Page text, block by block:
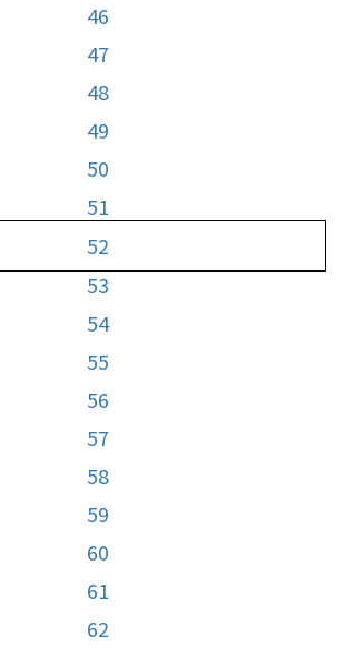
46
47
48
49
50
51
52
53
54
55
56
57
58
59
60
61
62